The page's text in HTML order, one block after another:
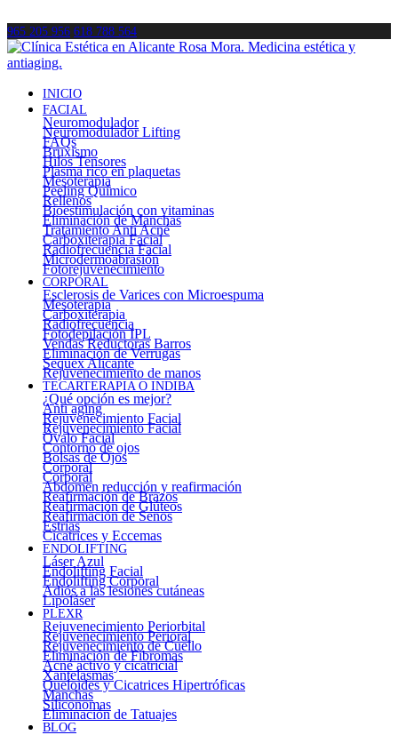
965 205 956 618 788 564
INICIO
FACIAL
Neuromodulador
Neuromodulador Lifting
FAQs
Bruxismo
Hilos Tensores
Plasma rico en plaquetas
Mesoterapia
Peeling Químico
Rellenos
Bioestimulación con vitaminas
Eliminación de Manchas
Tratamiento Anti Acné
Carboxiterapia Facial
Radiofrecuencia Facial
Microdermoabrasión
Fotorejuvenecimiento
CORPORAL
Esclerosis de Varices con Microespuma
Mesoterapia
Carboxiterapia
Radiofrecuencia
Fotodepilación IPL
Vendas Reductoras Barros
Eliminación de Verrugas
Sequex Alicante
Rejuvenecimiento de manos
TECARTERAPIA O INDIBA
¿Qué opción es mejor?
Anti aging
Rejuvenecimiento Facial
Rejuvenecimiento Facial
Óvalo Facial
Contorno de ojos
Bolsas de Ojos
Corporal
Corporal
Abdomen reducción y reafirmación
Reafirmación de Brazos
Reafirmación de Glúteos
Reafirmación de Senos
Estrías
Cicatrices y Eccemas
ENDOLIFTING
Láser Azul
Endolifting Facial
Endolifting Corporal
Adiós a las lesiones cutáneas
Lipoláser
PLEXR
Rejuvenecimiento Periorbital
Rejuvenecimiento Perioral
Rejuvenecimiento de Cuello
Eliminación de Fibromas
Acné activo y cicatricial
Xantelasmas
Queloides y Cicatrices Hipertróficas
Manchas
Siliconomas
Eliminación de Tatuajes
BLOG